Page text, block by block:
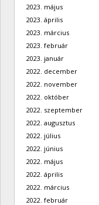
2023. május
2023. április
2023. március
2023. február
2023. január
2022. december
2022. november
2022. október
2022. szeptember
2022. augusztus
2022. július
2022. június
2022. május
2022. április
2022. március
2022. február